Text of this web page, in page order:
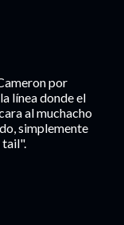
por
línea donde el
al muchacho
simplemente
tail".